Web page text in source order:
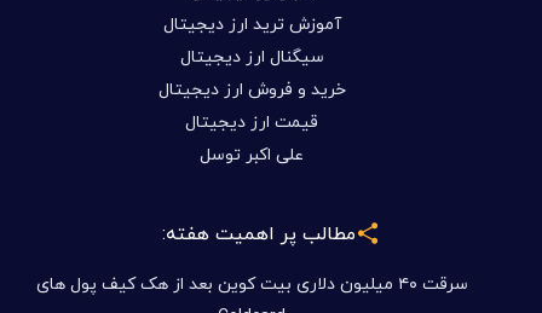
توسل سیستم چیست؟ آشنایی کامل با سیستم معاملاتی
هوشمند T.S در بیتکس روم
بازی تازه DOGE شروع شد
فرصت های سرمایه گذاری در بیتکس روم بدون دغدغه تحریم